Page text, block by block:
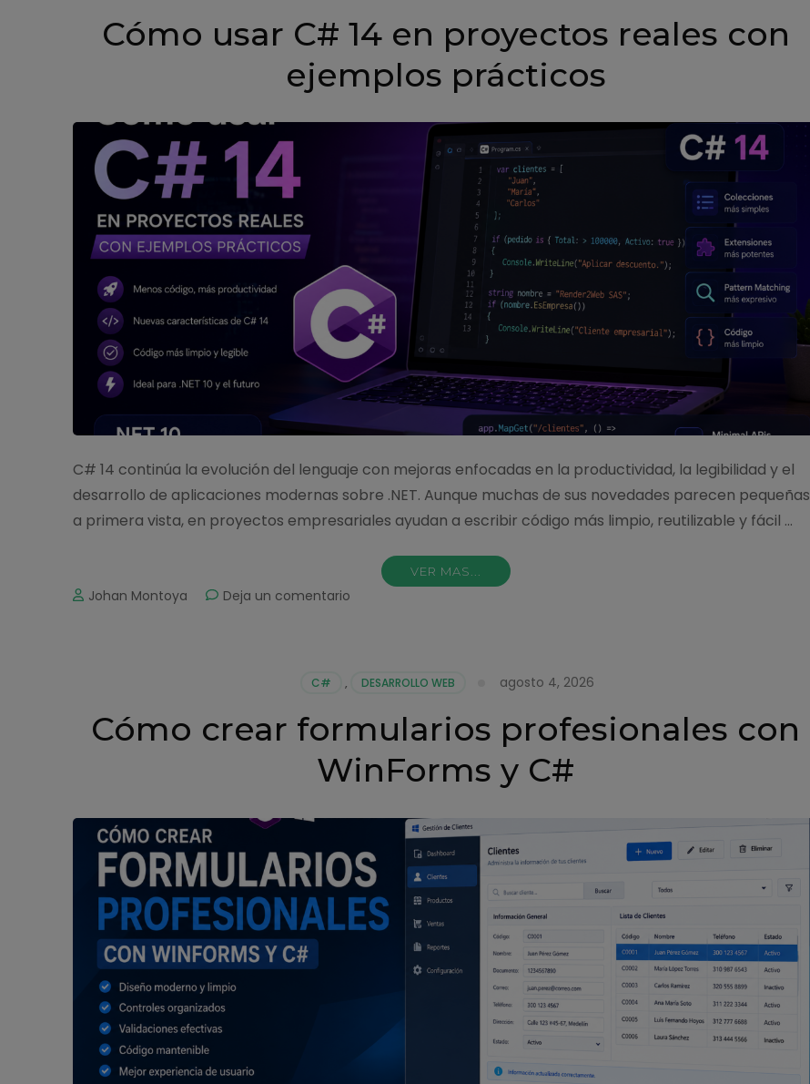
Cómo usar C# 14 en proyectos reales con
ejemplos prácticos
C# 14 continúa la evolución del lenguaje con mejoras enfocadas en la productividad, la legibilidad y el
desarrollo de aplicaciones modernas sobre .NET. Aunque muchas de sus novedades parecen pequeñas
a primera vista, en proyectos empresariales ayudan a escribir código más limpio, reutilizable y fácil …
VER MAS...
Johan Montoya Deja un comentarioon
en
reales
ejemplos
prácticos
C# , DESARROLLO WEB agosto 4, 2026
Cómo crear formularios profesionales con
WinForms y C#